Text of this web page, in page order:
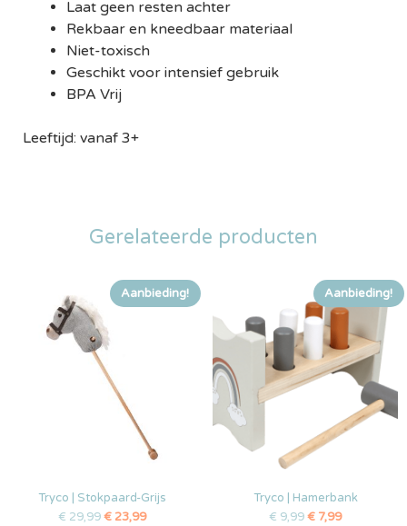
Laat geen resten achter
Rekbaar en kneedbaar materiaal
Niet-toxisch
Geschikt voor intensief gebruik
BPA Vrij
Leeftijd: vanaf 3+
Gerelateerde producten
Aanbieding!
Tryco | Stokpaard-Grijs
€ 29,99 €23,99
Aanbieding!
Tryco | Hamerbank
€ 9,99€ 7,99